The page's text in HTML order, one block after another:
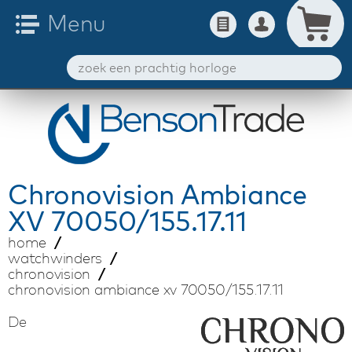
Chronovision Ambiance
XV 70050/155.17.11
home
watchwinders
chronovision
chronovision ambiance xv 70050/155.17.11
De